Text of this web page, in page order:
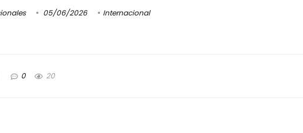
05/06/2026 Internacional
0 20